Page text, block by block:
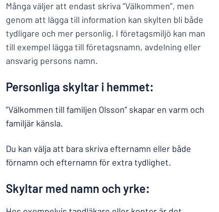
Många väljer att endast skriva ”Välkommen”, men
genom att lägga till information kan skylten bli både
tydligare och mer personlig. I företagsmiljö kan man
till exempel lägga till företagsnamn, avdelning eller
ansvarig persons namn.
Personliga skyltar i hemmet:
”Välkommen till familjen Olsson” skapar en varm och
familjär känsla.
Du kan välja att bara skriva efternamn eller både
förnamn och efternamn för extra tydlighet.
Skyltar med namn och yrke: